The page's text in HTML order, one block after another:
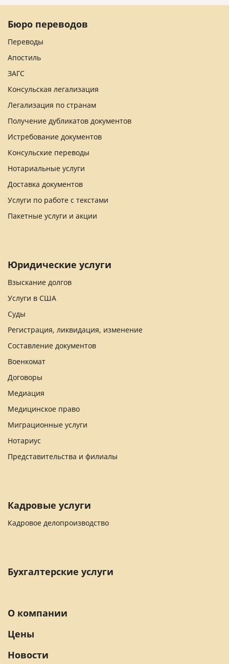
Бюро переводов
Переводы
Апостиль
ЗАГС
Консульская легализация
Легализация по странам
Получение дубликатов документов
Истребование документов
Консульские переводы
Нотариальные услуги
Доставка документов
Услуги по работе с текстами
Пакетные услуги и акции
Юридические услуги
Взыскание долгов
Услуги в США
Суды
Регистрация, ликвидация, изменение
Составление документов
Военкомат
Договоры
Медиация
Медицинское право
Миграционные услуги
Нотариус
Представительства и филиалы
Кадровые услуги
Кадровое делопроизводство
Бухгалтерские услуги
О компании
Цены
Новости